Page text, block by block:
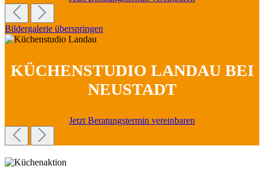
Bildergalerie überspringen
KÜCHENSTUDIO LANDAU BEI
NEUSTADT
Jetzt Beratungstermin vereinbaren